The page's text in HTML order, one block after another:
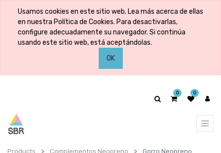
Usamos cookies en este sitio web. Lea más acerca de ellas
en nuestra Política de Cookies. Para desactivarlas,
configure adecuadamente su navegador. Si continúa
usando este sitio web, está aceptándolas.
OK
0 0
Products Complementos Neopreno
Gorro Neopreno